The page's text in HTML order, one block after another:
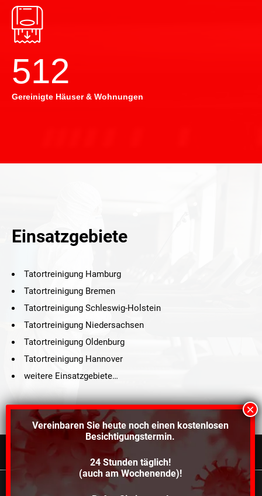
514
Gereinigte Häuser & Wohnungen
Einsatzgebiete
Tatortreinigung Hamburg
Tatortreinigung Bremen
Tatortreinigung Schleswig-Holstein
Tatortreinigung Niedersachsen
Tatortreinigung Oldenburg
Tatortreinigung Hannover
weitere Einsatzgebiete…
©2021 Schröders Service Team Nord, All Rights Reserved.
Schroeder Service Team Nord
Vereinbaren Sie heute noch einen kostenlosen
Besichtigungstermin.
24 Stunden täglich!
(auch am Wochenende)!